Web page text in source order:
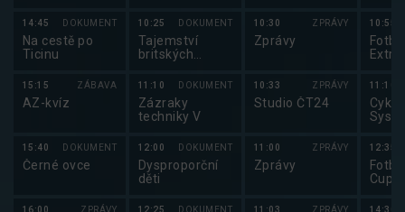
(4/8)
14:45 DOKUMENT
Na cestě po
Ticinu
15:15 ZÁBAVA
AZ-kvíz
15:40 DOKUMENT
Černé ovce
16:00 ZPRÁVY
10:25 DOKUMENT
Tajemství
britských
paláců (6/8)
11:10 DOKUMENT
Zázraky
techniky V
12:00 DOKUMENT
Dysproporční
děti
12:25 DOKUMENT
zprávy
10:30 ZPRÁVY
Zprávy
10:33 ZPRÁVY
Studio ČT24
11:00 ZPRÁVY
Zprávy
11:03 ZPRÁVY
10:55
11:10
12:35
Cup
14:30